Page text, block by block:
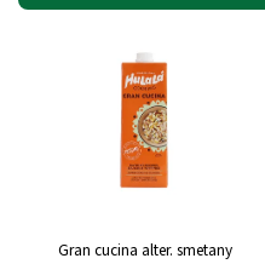
Nejdražší
Nejprodávanější
Gran cucina alter. smetany